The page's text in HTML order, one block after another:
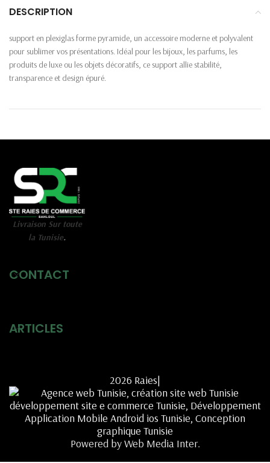
DESCRIPTION
support en plexiglas forme pyramide, un accessoire moderne et polyvalent
pour sublimer vos présentations. Idéal pour les bijoux, les parfums, les
produits de luxe ou les objets décoratifs, ce support allie stabilité,
transparence et design épuré.
Livraison Sur toute
la Tunisie.
CONTACT
ARTICLES
2026 Raies|
Powered by Web Media Inter.